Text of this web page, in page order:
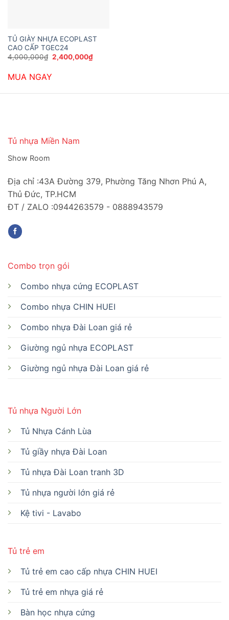
TỦ GIÀY NHỰA ECOPLAST
CAO CẤP TGEC24
4,000,000₫ Giá
gốc
4,000,000₫.
2,400,000₫Giá
hiện
MUA NGAY
Tủ nhựa Miền Nam
Show Room
Địa chỉ :43A Đường 379, Phường Tăng Nhơn Phú A,
Thủ Đức, TP.HCM
ĐT / ZALO :0944263579 - 0888943579
Tủ nhựa Người Lớn
Tủ Nhựa Cánh Lùa
Tủ giầy nhựa Đài Loan
Tủ nhựa Đài Loan tranh 3D
Tủ nhựa người lớn giá rẻ
Kệ tivi - Lavabo
Tủ trẻ em
Tủ trẻ em cao cấp nhựa CHIN HUEI
Tủ trẻ em nhựa giá rẻ
Bàn học nhựa cứng
Combo trọn gói
Combo nhựa cứng ECOPLAST
Combo nhựa CHIN HUEI
Combo nhựa Đài Loan giá rẻ
Giường ngủ nhựa ECOPLAST
Giường ngủ nhựa Đài Loan giá rẻ